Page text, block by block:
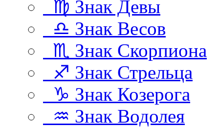
♍ Знак Девы
♎ Знак Весов
♏ Знак Скорпиона
♐ Знак Стрельца
♑ Знак Козерога
♒ Знак Водолея